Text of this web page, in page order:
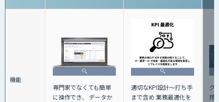
機能
専門家でなくても簡単
に操作でき、 データか
適切なKPI設計～打ち手
まで含め 業務最適化を
グ
用